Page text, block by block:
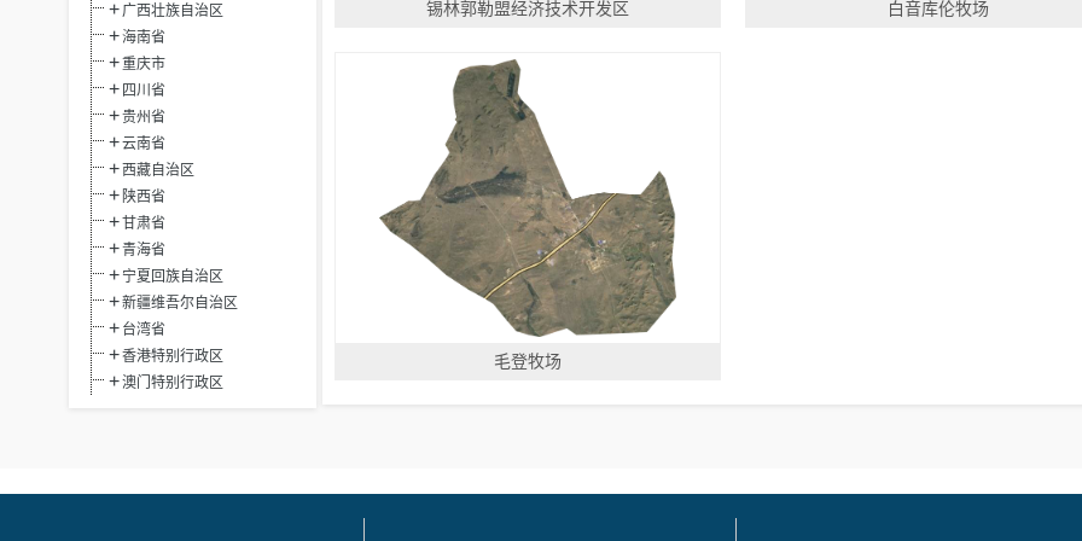
广西壮族自治区
海南省
重庆市
四川省
贵州省
云南省
西藏自治区
陕西省
甘肃省
青海省
宁夏回族自治区
新疆维吾尔自治区
台湾省
香港特别行政区
澳门特别行政区
锡林郭勒盟经济技术开发区 白音库伦牧场
毛登牧场